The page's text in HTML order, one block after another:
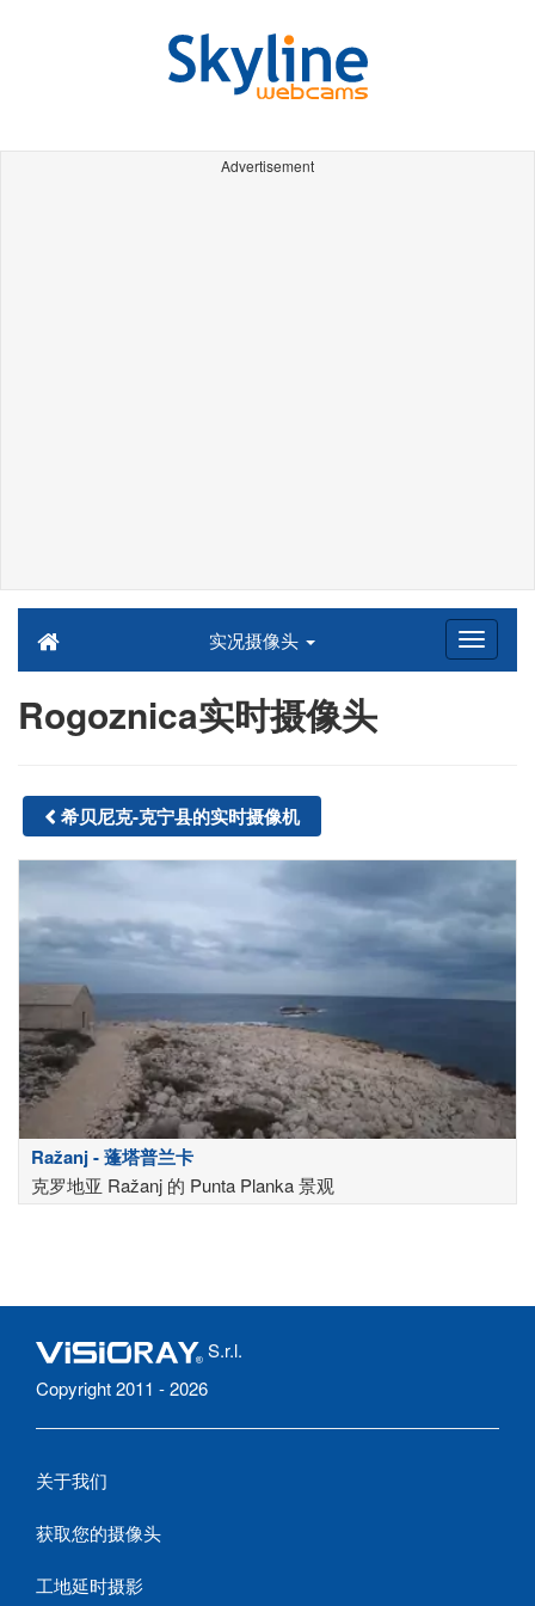
Advertisement
实况摄像头
Rogoznica实时摄像头
希贝尼克-克宁县的实时摄像机
Ražanj - 蓬塔普兰卡
克罗地亚 Ražanj 的 Punta Planka 景观
S.r.l.
Copyright 2011 - 2026
关于我们
获取您的摄像头
工地延时摄影